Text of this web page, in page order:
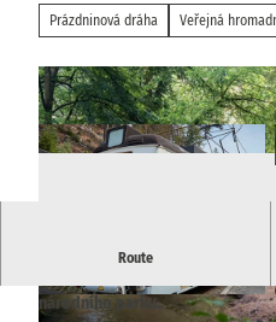
Prázdninová dráha Veřejná
© via www.saechsische-schweiz.de , Marko Förs
ter |CC-BY
Route
Historická železnice
národního parku..